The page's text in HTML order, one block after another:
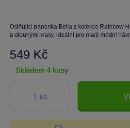
Oslňující panenka Bella z kolekce Rainbow
a dlouhými vlasy, ideální pro malé módní
549 Kč
skladem 4 kusy